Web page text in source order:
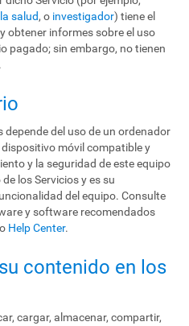
salud, o investigador) tiene el
obtener informes sobre el uso
pagado; sin embargo, no tienen
depende del uso de un ordenador
móvil compatible y
y la seguridad de este equipo
los Servicios y es su
del equipo. Consulte
y software recomendados
Help Center.
contenido en los
cargar, almacenar, compartir,